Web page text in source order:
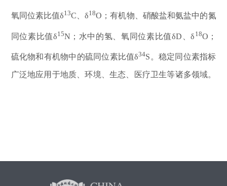
氧同位素比值δ13C、δ18O；有机物、硝酸盐和氨盐中的氮
同位素比值δ15N；水中的氢、氧同位素比值δD、δ 18O；
硫化物和有机物中的硫同位素比值δ34S。稳定同位素指标
广泛地应用于地质、环境、生态、医疗卫生等诸多领域。